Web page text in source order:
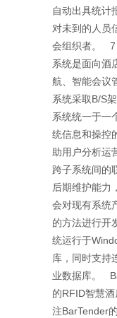
自动出具统计
对未到的人员
会组织者。 7
系统是面向酒
航、智能会议
系统采取B/S
系统统一于一
统信息和操控
助用户分析运
跨子系统间的
后期维护能力
会对现有系统
的方法进行开
统运行于
库，同时支持
业数据库。
的RFID智慧
注BarTender